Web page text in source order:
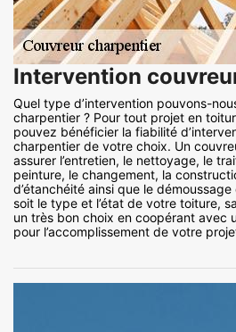
Intervention
Quel type d’intervention pouvons-
charpentier ? Pour tout projet en
pouvez bénéficier la fiabilité
charpentier de votre choix. Un
assurer l’entretien, le nettoyage, le
peinture, le changement, la
d’étanchéité ainsi que le
soit le type et l’état de votre toiture,
un très bon choix en coopérant avec
pour l’accomplissement de votre